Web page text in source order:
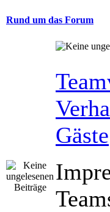
Rund um das Forum
Gäste